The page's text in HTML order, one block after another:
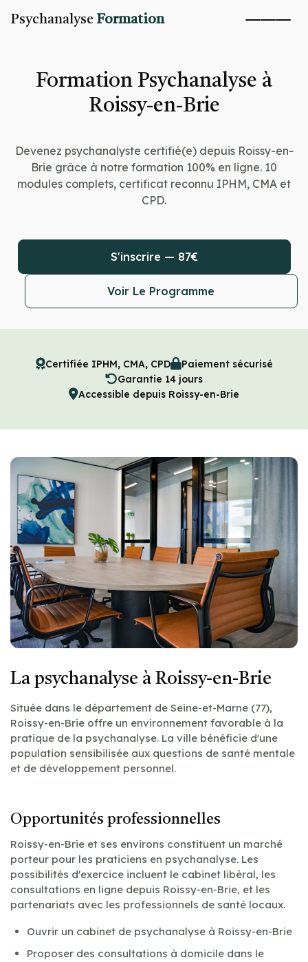
Psychanalyse Formation
Formation Psychanalyse à
Roissy-en-Brie
Devenez psychanalyste certifié(e) depuis Roissy-en-
Brie grâce à notre formation 100% en ligne. 10
modules complets, certificat reconnu IPHM, CMA et
CPD.
S'inscrire — 87€
Voir Le Programme
Certifiée IPHM, CMA, CPD
Paiement sécurisé
Garantie 14 jours
Accessible depuis Roissy-en-Brie
La psychanalyse à Roissy-en-Brie
Située dans le département de Seine-et-Marne (77),
Roissy-en-Brie offre un environnement favorable à la
pratique de la psychanalyse. La ville bénéficie d'une
population sensibilisée aux questions de santé mentale
et de développement personnel.
Opportunités professionnelles
Roissy-en-Brie et ses environs constituent un marché
porteur pour les praticiens en psychanalyse. Les
possibilités d'exercice incluent le cabinet libéral, les
consultations en ligne depuis Roissy-en-Brie, et les
partenariats avec les professionnels de santé locaux.
Ouvrir un cabinet de psychanalyse à Roissy-en-Brie
Proposer des consultations à domicile dans le